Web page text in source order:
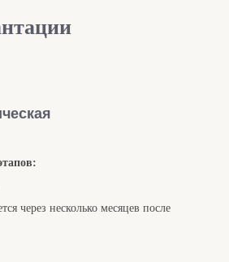
через несколько месяцев после